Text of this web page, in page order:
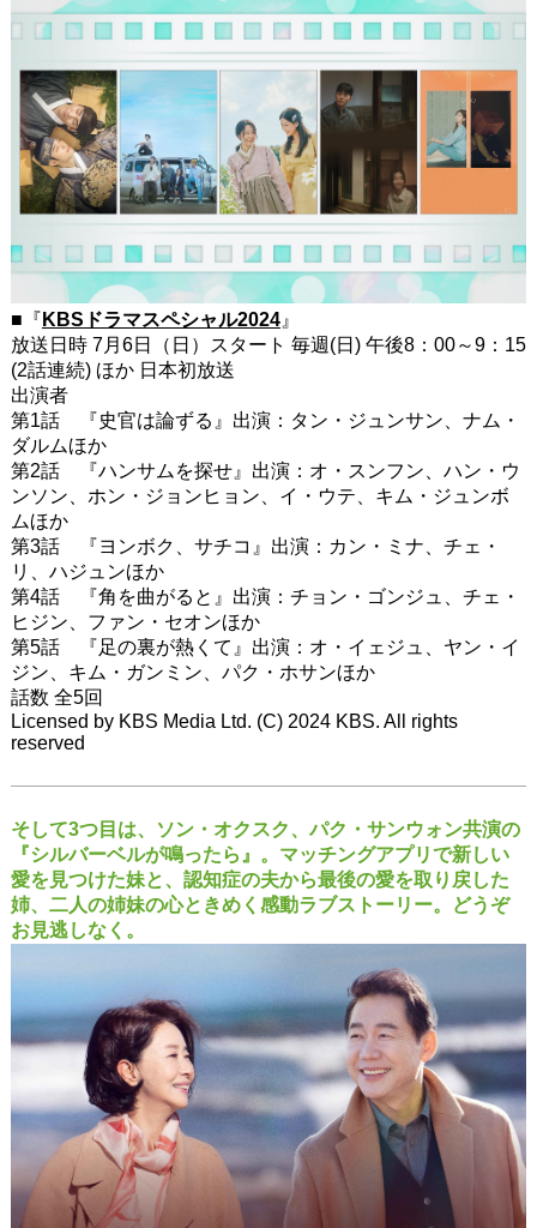
■『 KBSドラマスペシャル2024』
放送日時 7月6日（日）スタート 毎週(日) 午後8：00～9：15
(2話連続) ほか 日本初放送
出演者
第1話 『史官は論ずる』出演：タン・ジュンサン、ナム・
ダルムほか
第2話 『ハンサムを探せ』出演：オ・スンフン、ハン・ウ
ンソン、ホン・ジョンヒョン、イ・ウテ、キム・ジュンボ
ムほか
第3話 『ヨンボク、サチコ』出演：カン・ミナ、チェ・
リ、ハジュンほか
第4話 『角を曲がると』出演：チョン・ゴンジュ、チェ・
ヒジン、ファン・セオンほか
第5話 『足の裏が熱くて』出演：オ・イェジュ、ヤン・イ
ジン、キム・ガンミン、パク・ホサンほか
話数 全5回
Licensed by KBS Media Ltd. (C) 2024 KBS. All rights
reserved
そして3つ目は、ソン・オクスク、パク・サンウォン共演の
『シルバーベルが鳴ったら』。マッチングアプリで新しい
愛を見つけた妹と、認知症の夫から最後の愛を取り戻した
姉、二人の姉妹の心ときめく感動ラブストーリー。どうぞ
お見逃しなく。